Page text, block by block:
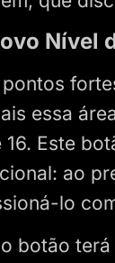
Nível
essa
Este
ao
lo
botão